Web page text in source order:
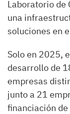
Laboratorio de
una
soluciones en
Solo en 2025,
desarrollo de
empresas
junto a 21
financiación